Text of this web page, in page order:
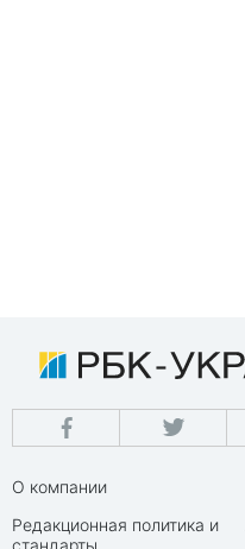
О компании
Редакционная политика и
стандарты